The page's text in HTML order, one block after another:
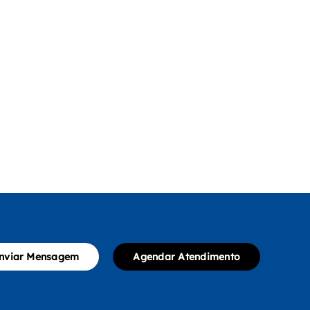
Mensagem Agendar Atendimento